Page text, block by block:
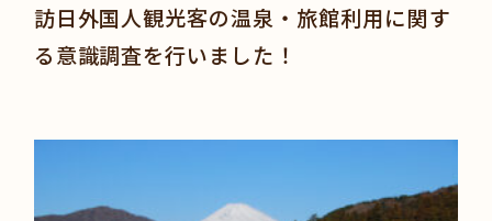
訪日外国人観光客の温泉・旅館利用に関す
る意識調査を行いました！